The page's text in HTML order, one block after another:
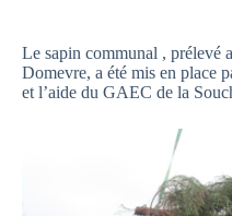
Le sapin communal , prélevé
Domevre, a été mis en place
et l’aide du GAEC de la